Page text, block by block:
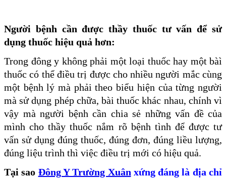
Người bệnh cần được thầy thuốc tư vấn để sử
dụng thuốc hiệu quả hơn:
Trong đông y không phải một loại thuốc hay một bàì
thuốc có thể điều trị được cho nhiều người mắc cùng
một bệnh lý mà phải theo biểu hiện của từng người
mà sử dụng phép chữa, bài thuốc khác nhau, chính vì
vậy mà người bệnh cần chia sẻ những vấn đề của
mình cho thầy thuốc nắm rõ bệnh tình để được tư
vấn sử dụng đúng thuốc, đúng đơn, đúng liều lượng,
đúng liệu trình thì việc điều trị mới có hiệu quả.
Tại sao Đông Y Trường Xuân xứng đáng là địa chỉ